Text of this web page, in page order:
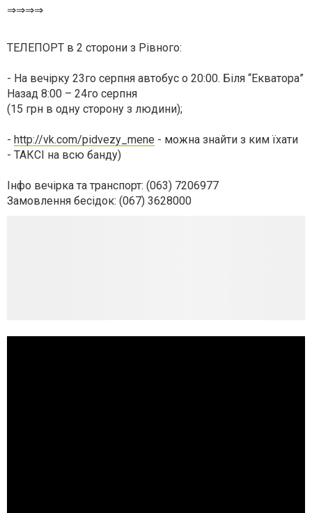
⇒⇒⇒⇒
ТЕЛЕПОРТ в 2 сторони з Рівного:
- На вечірку 23го серпня автобус о 20:00. Біля “Екватора”
Назад 8:00 – 24го серпня
(15 грн в одну сторону з людини);
- http://vk.com/pidvezy_mene - можна знайти з ким їхати
- ТАКСІ на всю банду)
Інфо вечірка та транспорт: (063) 7206977
Замовлення бесідок: (067) 3628000